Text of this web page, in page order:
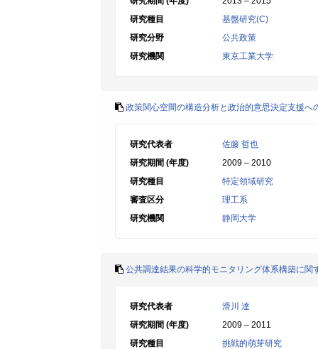
研究種目
基盤研究(C)
研究分野
公共政策
研究機関
東京工業大学
政策関心空間の構造分析と政治的意思決定支援へ
研究代表者
佐藤 哲也
研究期間 (年度)
2009 – 2010
研究種目
特定領域研究
審査区分
理工系
研究機関
静岡大学
公共調達結果の科学的モニタリング体系構築に関
研究代表者
滑川 達
研究期間 (年度)
2009 – 2011
研究種目
挑戦的萌芽研究